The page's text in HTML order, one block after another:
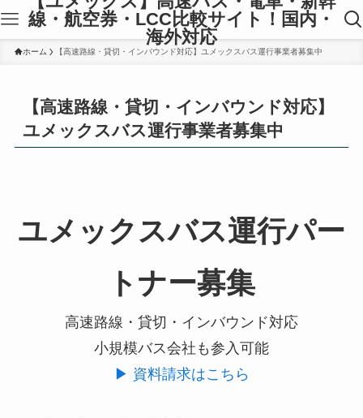
線・航空券・LCC比較サイト！国内・
海外対応
ホーム 【高速路線・貸切・インバウンド対応】ユメックスバス運行事業者募集中
【高速路線・貸切・インバウンド対応】
ユメックスバス運行事業者募集中
ユメックスバス運行パー
トナー募集
高速路線・貸切・インバウンド対応
小規模バス会社も参入可能
▶ 資料請求はこちら